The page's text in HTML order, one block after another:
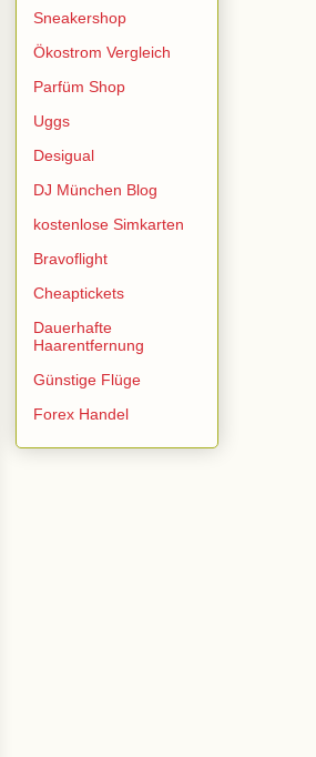
Sneakershop
Ökostrom Vergleich
Parfüm Shop
Uggs
Desigual
DJ München Blog
kostenlose Simkarten
Bravoflight
Cheaptickets
Dauerhafte
Haarentfernung
Günstige Flüge
Forex Handel